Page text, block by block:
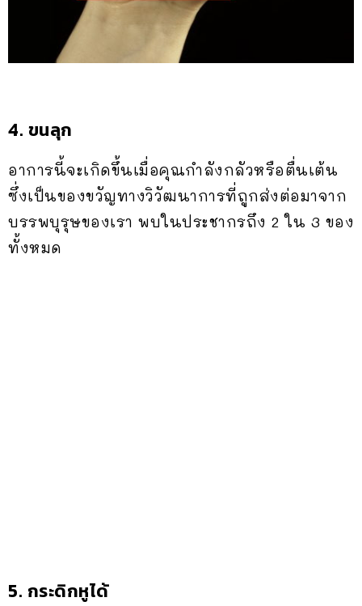
4. ขนลุก
อาการนี้จะเกิดขึ้นเมื่อคุณกำลังกลัวหรือตื่นเต้น
ซึ่งเป็นของขวัญทางวิวัฒนาการที่ถูกส่งต่อมาจาก
บรรพบุรุษของเรา พบในประชากรถึง 2 ใน 3 ของ
ทั้งหมด
5. กระดิกหูได้